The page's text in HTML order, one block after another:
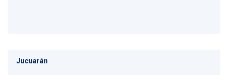
Jucuarán